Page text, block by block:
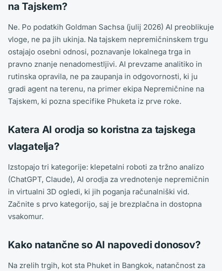
na Tajskem?
Ne. Po podatkih Goldman Sachsa (julij 2026) AI preoblikuje
vloge, ne pa jih ukinja. Na tajskem nepremičninskem trgu
ostajajo osebni odnosi, poznavanje lokalnega trga in
pravno znanje nenadomestljivi. AI prevzame analitiko in
rutinska opravila, ne pa zaupanja in odgovornosti, ki ju
gradi agent na terenu, na primer ekipa Nepremičnine na
Tajskem, ki pozna specifike Phuketa iz prve roke.
Katera AI orodja so koristna za tajskega
vlagatelja?
Izstopajo tri kategorije: klepetalni roboti za tržno analizo
(ChatGPT, Claude), AI orodja za vrednotenje nepremičnin
in virtualni 3D ogledi, ki jih poganja računalniški vid.
Začnite s prvo kategorijo, saj je brezplačna in dostopna
vsakomur.
Kako natančne so AI napovedi donosov?
Na zrelih trgih, kot sta Phuket in Bangkok, natančnost za